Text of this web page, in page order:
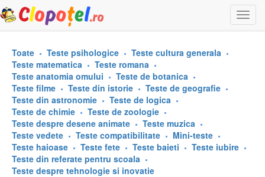
Toate Teste psihologice
Teste cultura generala
Teste matematica
Teste romana
Teste anatomia omului
Teste de botanica
Teste filme
Teste din istorie
Teste de geografie
Teste din astronomie
Teste de logica
Teste de chimie
Teste de zoologie
Teste despre desene animate
Teste muzica
Teste vedete
Teste compatibilitate
Mini-teste
Teste haioase
Teste fete Teste baieti
Teste iubire
Teste din referate pentru scoala
Teste despre tehnologie si inovatie